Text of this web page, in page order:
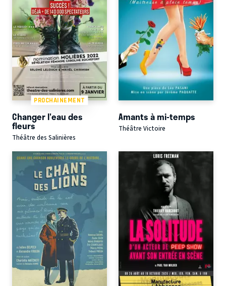
PROCHAINEMENT
Changer l'eau des
fleurs
Théâtre des Salinières
Amants à mi-temps
Théâtre Victoire